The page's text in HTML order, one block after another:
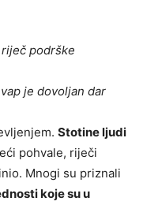
podrške
je dovoljan dar
Stotine ljudi
pohvale, riječi
Mnogi su priznali
koje su u